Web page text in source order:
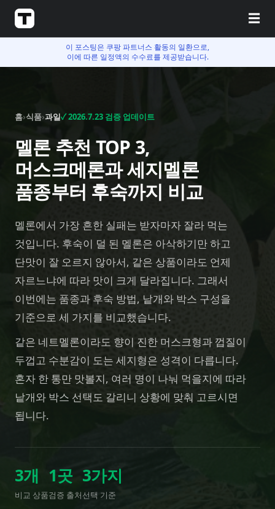
☰
이 포스팅은 쿠팡 파트너스 활동의 일환으로,
이에 따른 일정액의 수수료를 제공받습니다.
홈›식품›과일✓2026.7.23 검증 업데이트
멜론 추천 TOP 3,
머스크메론과 세지멜론
품종부터 후숙까지 비교
멜론에서 가장 흔한 실패는 받자마자 잘라 먹는
것입니다. 후숙이 덜 된 멜론은 아삭하기만 하고
단맛이 잘 오르지 않아서, 같은 상품이라도 언제
자르느냐에 따라 맛이 크게 달라집니다. 그래서
이번에는 품종과 후숙 방법, 낱개와 박스 구성을
기준으로 세 가지를 비교했습니다.
같은 네트멜론이라도 향이 진한 머스크형과 껍질이
두껍고 수분감이 도는 세지형은 성격이 다릅니다.
혼자 한 통만 맛볼지, 여러 명이 나눠 먹을지에 따라
낱개와 박스 선택도 갈리니 상황에 맞춰 고르시면
됩니다.
3개
비교 상품
1곳
검증 출처
3가지
선택 기준